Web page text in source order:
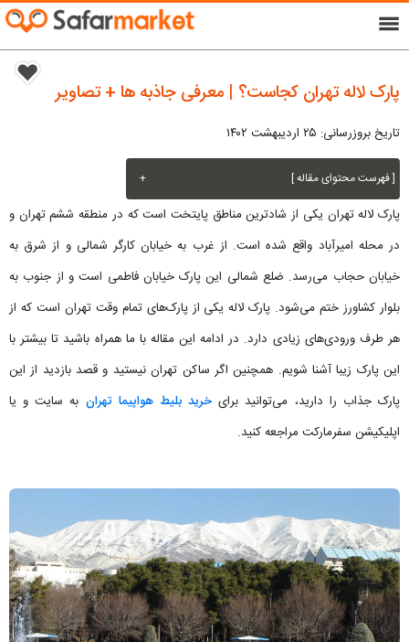
menu
پارک لاله تهران کجاست؟ | معرفی جاذبه ها + تصاویر
تاریخ بروزرسانی: ۲۵ اردیبهشت ۱۴۰۲
[ فهرست محتوای مقاله ] +
پارک لاله تهران یکی از شادترین مناطق پایتخت است که در منطقه ششم تهران و
در محله امیرآباد واقع شده است. از غرب به خیابان کارگر شمالی و از شرق به
خیابان حجاب می‌رسد. ضلع شمالی این پارک خیابان فاطمی است و از جنوب به
بلوار کشاورز ختم می‌شود. پارک لاله یکی از پارک‌های تمام وقت تهران است که از
هر طرف ورودی‌های زیادی دارد. در ادامه این مقاله با ما همراه باشید تا بیشتر با
این پارک زیبا آشنا شویم. همچنین اگر ساکن تهران نیستید و قصد بازدید از این
پارک جذاب را دارید، می‌توانید برایخرید بلیط هواپیما تهران به سایت و یا
اپلیکیشن سفرمارکت مراجعه کنید.